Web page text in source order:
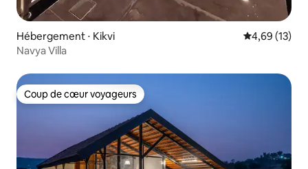
Hébergement ⋅ Kikvi Évaluation
4,69 (13)
Navya Villa
Coup de cœur voyageurs
Coup de cœur voyageurs